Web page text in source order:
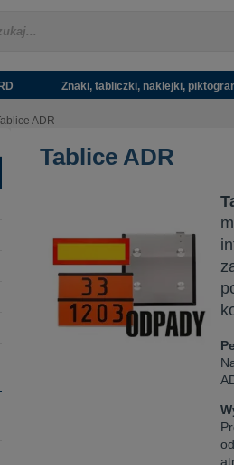
Znaki, tabliczki, naklejki,
ADR
Tablice ADR